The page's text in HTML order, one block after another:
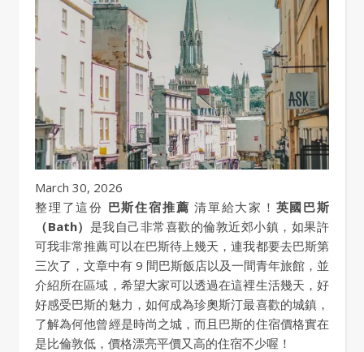
March 30, 2026
整理了這份 巴斯住宿推薦 清單給大家！ 英國巴斯
（Bath） 是我自己非常喜歡的倫敦近郊小鎮，如果許
可我非常推薦可以在巴斯待上幾天，連我都要去巴斯第
三次了，文章中有 9 間巴斯飯店以及一間青年旅館，並
介紹所在區域，希望大家可以透過在這裡生活幾天，好
好感受巴斯的魅力，如何成為珍奧斯汀最喜歡的城鎮，
了解為何他曾經是時尚之城，而且巴斯的住宿價格實在
是比倫敦低，價格漂亮平價又高的住宿不少喔！